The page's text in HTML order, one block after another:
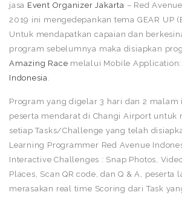
jasa Event Organizer Jakarta – Red
2019 ini mengedepankan tema GEAR UP
Untuk mendapatkan capaian dan
program sebelumnya maka disiapkan
Amazing Race melalui Mobile Application:
Indonesia.
Program yang digelar 3 hari dan 2
peserta mendarat di Changi Airport untuk
setiap Tasks/Challenge yang telah
Learning Programmer Red Avenue
Interactive Challenges : Snap Photos,
Places, Scan QR code, dan Q & A, peserta
merasakan real time Scoring dari Task